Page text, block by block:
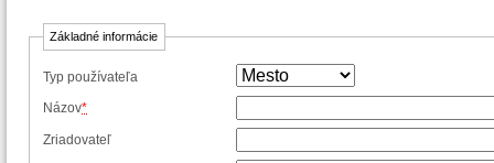
Základné informácie
Typ používateľa
Názov*
Zriadovateľ